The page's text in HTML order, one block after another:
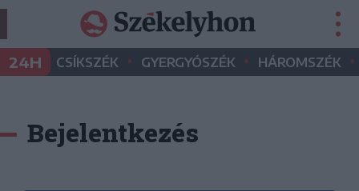
24H CSÍKSZÉK • GYERGYÓSZÉK • HÁROMSZÉK •
Bejelentkezés